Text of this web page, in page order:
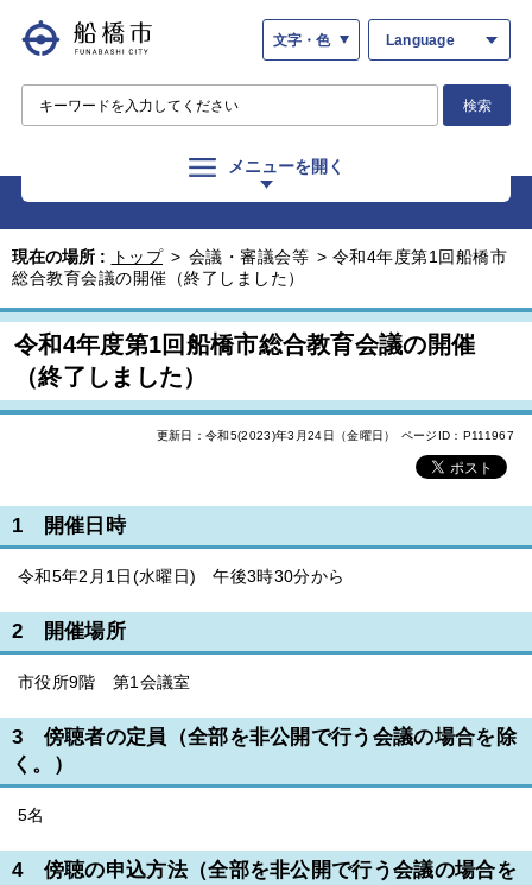
文字・色 Language
検索
メニューを開く
現在の場所 : トップ > 会議・審議会等 > 令和4年度第1回船橋市
総合教育会議の開催（終了しました）
令和4年度第1回船橋市総合教育会議の開催
（終了しました）
更新日：令和5(2023)年3月24日（金曜日） ページID：P111967
1 開催日時
令和5年2月1日(水曜日) 午後3時30分から
2 開催場所
市役所9階 第1会議室
3 傍聴者の定員（全部を非公開で行う会議の場合を除
く。）
5名
4 傍聴の申込方法（全部を非公開で行う会議の場合を